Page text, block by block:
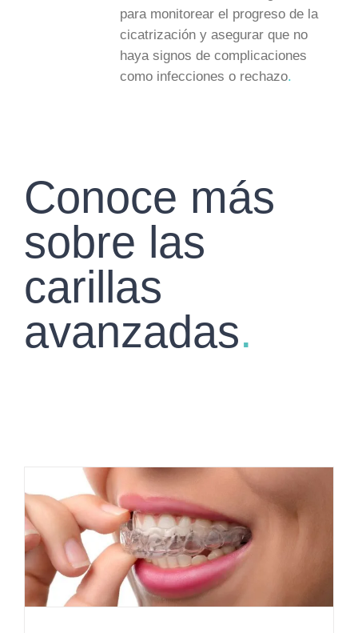
para monitorear el progreso de la
cicatrización y asegurar que no
haya signos de complicaciones
como infecciones o rechazo.
Conoce más
sobre las
carillas
avanzadas.